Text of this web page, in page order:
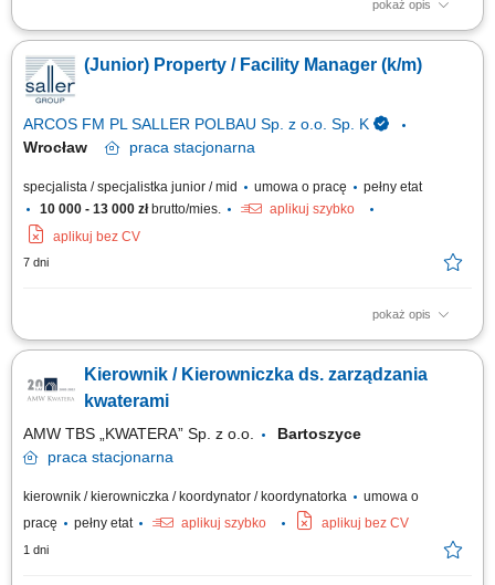
pokaż opis
Zakres obowiązków: samodzielne zarządzanie nieruchomościami
operacyjnych z działami wewnętrznymi; nadzór nad bieżącą eksploatacją
budynków i instalacji (HVAC, sanitarne, elektryczne) zlecanie oraz
kontrola prac...
(Junior) Property / Facility Manager (k/m)
ARCOS FM PL SALLER POLBAU Sp. z o.o. Sp. K
Wrocław
praca stacjonarna
specjalista / specjalistka junior / mid umowa o pracę
pełny etat
10 000 - 13 000 złbrutto/mies.
aplikuj szybko
aplikuj bez CV
7 dni
pokaż opis
Ciekawe projekty Zarządzanie nieruchomościami: Samodzielnie
handlowymi) oraz koordynujesz działania techniczne i handlowe we
współpracy z wewnętrznymi działami specjalistycznymi. Obsługa
Kierownik / Kierowniczka ds. zarządzania
kwaterami
AMW TBS „KWATERA” Sp. z o.o.
Bartoszyce
praca stacjonarna
kierownik / kierowniczka / koordynator / koordynatorka
umowa o
pracę
pełny etat aplikuj szybko aplikuj bez CV
1 dni